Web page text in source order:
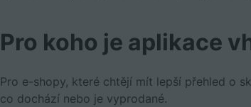
Pro koho je aplikace
Pro e-shopy, které chtějí mít lepší přehled o
co dochází nebo je vyprodané.